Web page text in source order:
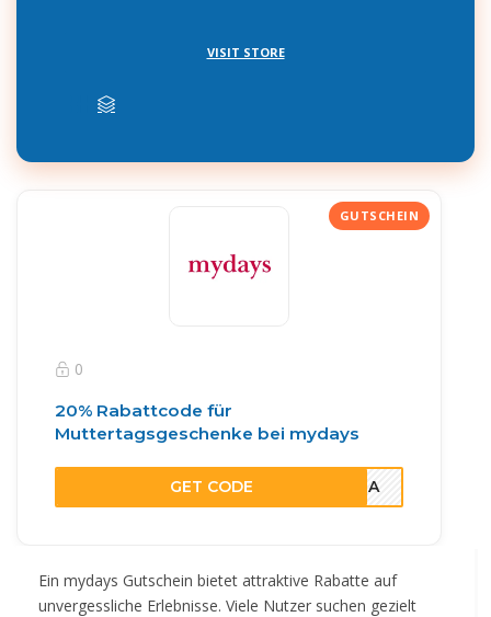
VISIT STORE
0
20% Rabattcode für
Muttertagsgeschenke bei mydays
GET CODE MAMA
Ein mydays Gutschein bietet attraktive Rabatte auf
unvergessliche Erlebnisse. Viele Nutzer suchen gezielt